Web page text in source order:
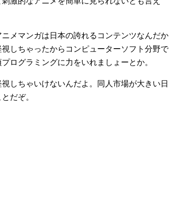
メマンガは日本の誇れるコンテンツなんだか
しちゃったからコンピューターソフト分野で
ログラミングに力をいれましょーとか。
しちゃいけないんだよ。同人市場が大きい日
だぞ。